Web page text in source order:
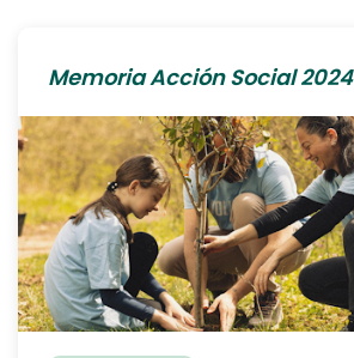
Memoria Acción Social 2024